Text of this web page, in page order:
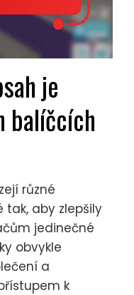
je
balíčcích
různé
tak, aby zlepšily
jedinečné
obvykle
a
k